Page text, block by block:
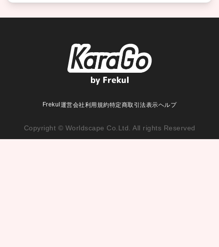
Frekul 運営会社利用規約特定商取引法表示ヘルプ
Copyright © Worldscape Co.Ltd. All rights Reserved